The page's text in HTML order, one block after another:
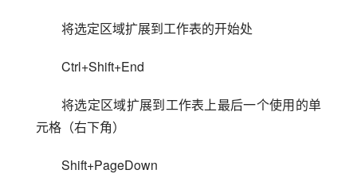
将选定区域扩展到工作表的开始处
Ctrl+Shift+End
将选定区域扩展到工作表上最后一个使用的单
元格（右下角）
Shift+PageDown